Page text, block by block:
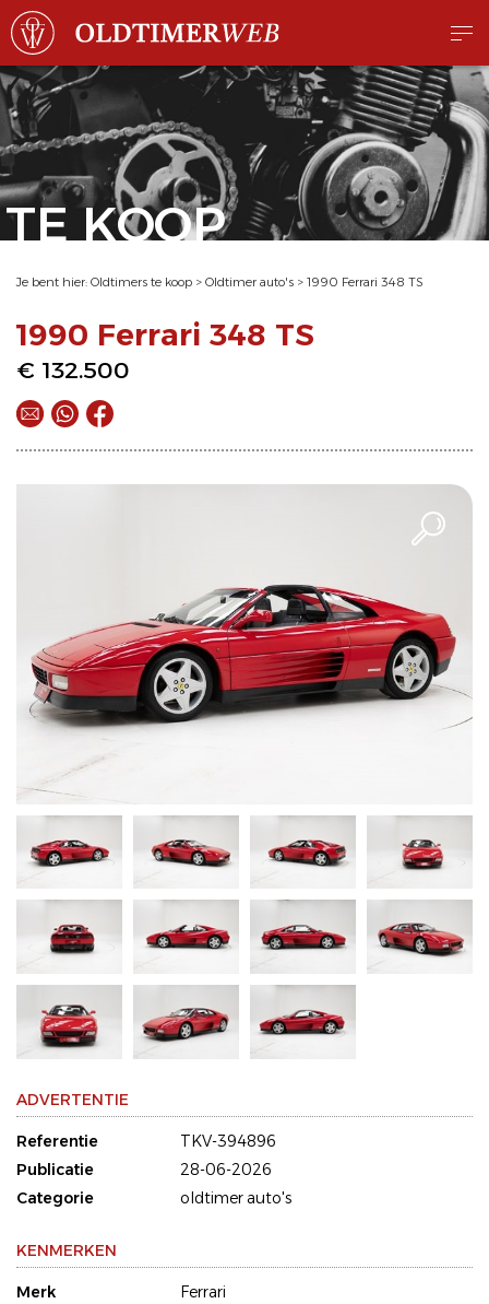
TE KOOP
Je bent hier: Oldtimers te koop > Oldtimer auto's > 1990 Ferrari 348 TS
1990 Ferrari 348 TS
€ 132.500
ADVERTENTIE
Referentie
TKV-394896
Publicatie
28-06-2026
Categorie
oldtimer auto's
KENMERKEN
Merk
Ferrari